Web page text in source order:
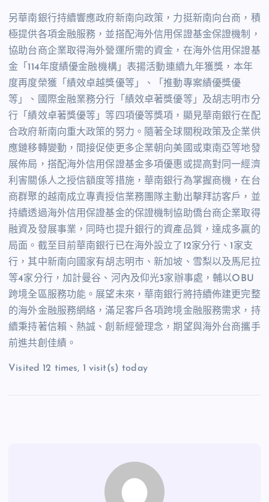
另華南銀行持續響應政府新南向政策，力挺新南向台商，積
極提供各項金融服務，並搭配海外信用保證基金保證機制，
協助台商企業取得海外營運所需的資金，在海外信用保證基
金「114年度績優金融機構」表揚活動連續九年獲獎，本年
度再度榮獲「績效卓越獎優等」、「推動專案績優獎優
等」、國際金融業務分行「績效卓著獎優等」及胡志明市分
行「績效卓著獎優等」等四項優等獎項，顯見華南銀行在配
合政府新南向重大政策的努力。隨著全球關稅政策及企業供
應鏈移轉變動，間接促使更多企業朝向美國或東南亞等地發
展佈局，搭配海外信用保證基金多項優惠或提高對同一經濟
利害關係人之授信額度等措施，華南銀行為掌握商機，在台
商群聚的越南成立專責授信業務團隊主動出擊拜訪客戶，並
持續透過海外信用保證基金的保證機制協助僑台商企業取得
融資及發展事業，同時也提升銀行的資產品質，達成多贏的
局面。截至目前華南銀行已在海外設立了12家分行、1家支
行，其中新南向國家有胡志明市、新加坡、雪梨以及馬尼拉
等4家分行，加計曼谷、河內及仰光3家辦事處，輔以OBU
跨境全區服務功能。展望未來，華南銀行將持續佈建更完整
的海外金融服務網絡，滿足客戶各項跨境金融服務需求，持
續秉持著信賴、熱誠、創新經營理念，期望與海外台商攜手
前進共創佳績。
Visited 12 times, 1 visit(s) today